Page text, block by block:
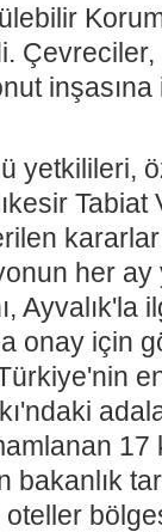
yetkilileri,
Tabiat
her ay
onay için
17
bakanlık